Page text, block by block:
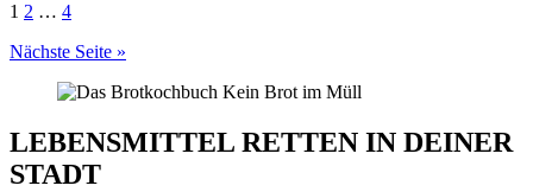
1 2 … 4
Nächste Seite »
LEBENSMITTEL RETTEN IN DEINER
STADT